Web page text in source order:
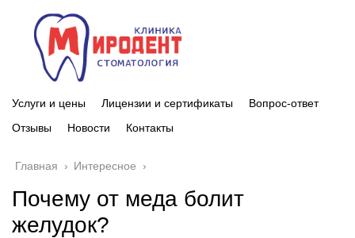
Услуги и цены Лицензии и сертификаты
Вопрос-ответ
Отзывы
Новости Контакты
Главная › Интересное ›
Почему от меда болит
желудок?